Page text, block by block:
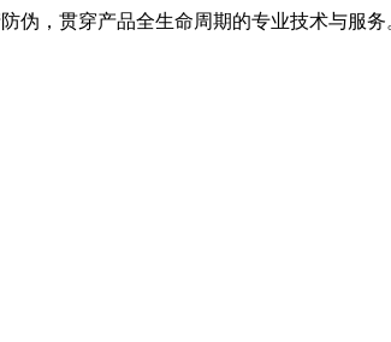
伪，贯穿产品全生命周期的专业技术与服务